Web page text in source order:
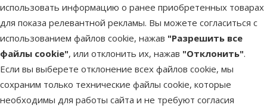
использовать информацию о ранее приобретенных товарах
для показа релевантной рекламы. Вы можете согласиться с
использованием файлов cookie, нажав "Разрешить все
файлы cookie", или отклонить их, нажав "Отклонить".
Если вы выберете отклонение всех файлов cookie, мы
сохраним только технические файлы cookie, которые
необходимы для работы сайта и не требуют согласия
Напиши нам
eveikals@dinozoo.lv
Звони – 26 100 502
Пн.–Пт. 9:00 – 17:00